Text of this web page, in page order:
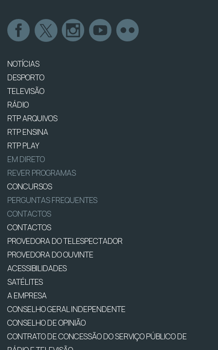
NOTÍCIAS
DESPORTO
TELEVISÃO
RÁDIO
RTP ARQUIVOS
RTP ENSINA
RTP PLAY
EM DIRETO
REVER PROGRAMAS
CONCURSOS
PERGUNTAS FREQUENTES
CONTACTOS
CONTACTOS
PROVEDORA DO TELESPECTADOR
PROVEDORA DO OUVINTE
ACESSIBILIDADES
SATÉLITES
A EMPRESA
CONSELHO GERAL INDEPENDENTE
CONSELHO DE OPINIÃO
CONTRATO DE CONCESSÃO DO SERVIÇO PÚBLICO DE